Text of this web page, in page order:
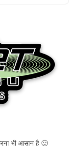
भी आसान है 🙂